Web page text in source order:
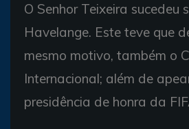
O Senhor Teixeira sucedeu
Havelange. Este teve que
mesmo motivo, também o
Internacional; além de
presidência de honra da